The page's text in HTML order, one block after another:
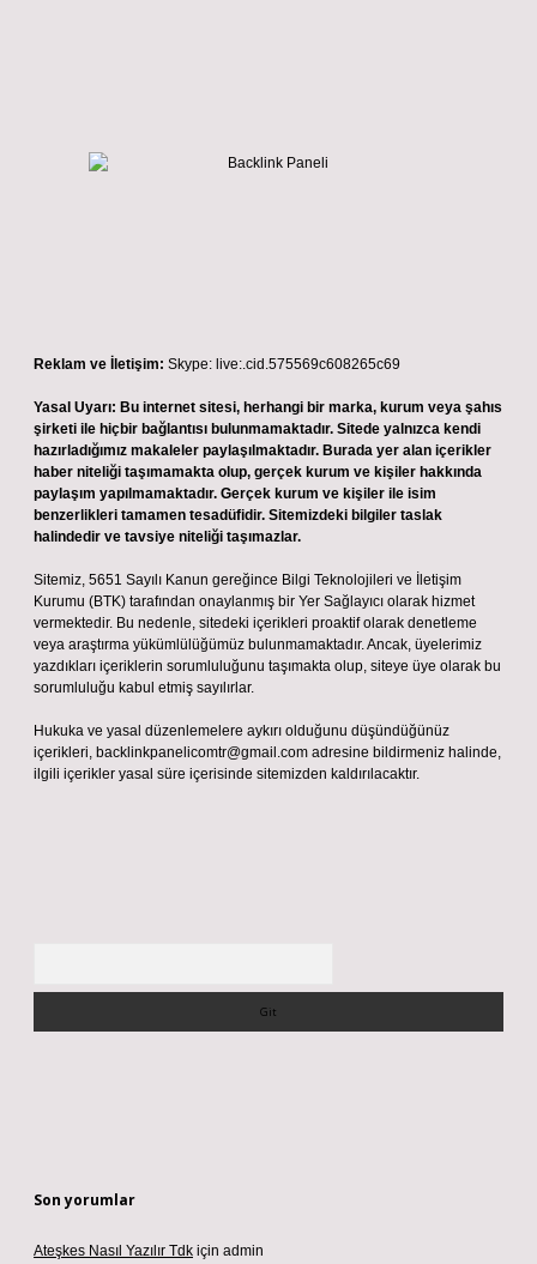
Reklam ve İletişim: Skype: live:.cid.575569c608265c69
Yasal Uyarı: Bu internet sitesi, herhangi bir marka, kurum veya şahıs
şirketi ile hiçbir bağlantısı bulunmamaktadır. Sitede yalnızca kendi
hazırladığımız makaleler paylaşılmaktadır. Burada yer alan içerikler
haber niteliği taşımamakta olup, gerçek kurum ve kişiler hakkında
paylaşım yapılmamaktadır. Gerçek kurum ve kişiler ile isim
benzerlikleri tamamen tesadüfidir. Sitemizdeki bilgiler taslak
halindedir ve tavsiye niteliği taşımazlar.
Sitemiz, 5651 Sayılı Kanun gereğince Bilgi Teknolojileri ve İletişim
Kurumu (BTK) tarafından onaylanmış bir Yer Sağlayıcı olarak hizmet
vermektedir. Bu nedenle, sitedeki içerikleri proaktif olarak denetleme
veya araştırma yükümlülüğümüz bulunmamaktadır. Ancak, üyelerimiz
yazdıkları içeriklerin sorumluluğunu taşımakta olup, siteye üye olarak bu
sorumluluğu kabul etmiş sayılırlar.
Hukuka ve yasal düzenlemelere aykırı olduğunu düşündüğünüz
içerikleri, backlinkpanelicomtr@gmail.com adresine bildirmeniz halinde,
ilgili içerikler yasal süre içerisinde sitemizden kaldırılacaktır.
Son yorumlar
Ateşkes Nasıl Yazılır Tdk için admin